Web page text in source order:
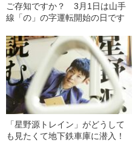
ご存知ですか？ 3月1日は山手
線「の」の字運転開始の日です
「星野源トレイン」がどうして
も見たくて地下鉄車庫に潜入！